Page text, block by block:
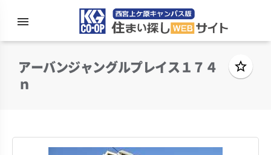
menu
アーバンジャングルプレイス１７４
ｎ
star_border